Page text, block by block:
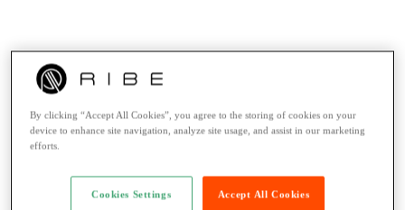
Additional equipment
No additional equipment available
What Volkan S. wants to tell you
By clicking “Accept All Cookies”, you agree to the storing of cookies on your
device to enhance site navigation, analyze site usage, and assist in our marketing
efforts.
Accept All Cookies
Cookies Settings